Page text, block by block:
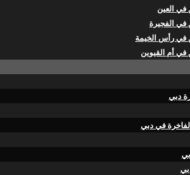
في العين
في الفجيرة
في رأس الخيمة
أم القيوين
دبي
في دبي